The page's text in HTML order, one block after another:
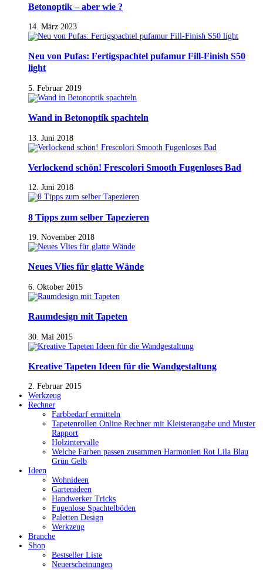
Betonoptik – aber wie ?
14. März 2023
Neu von Pufas: Fertigspachtel pufamur Fill-Finish S50
light
5. Februar 2019
Wand in Betonoptik spachteln
13. Juni 2018
Verlockend schön! Frescolori Smooth Fugenloses Bad
12. Juni 2018
8 Tipps zum selber Tapezieren
19. November 2018
Neues Vlies für glatte Wände
6. Oktober 2015
Raumdesign mit Tapeten
30. Mai 2015
Kreative Tapeten Ideen für die Wandgestaltung
2. Februar 2015
Werkzeug
Rechner
Farbbedarf ermitteln
Tapetenrollen Online Rechner mit Kleisterangabe und Muster
Rapport
Holzintervalle
Welche Farben passen zusammen Harmonien Rot Lila Blau
Grün Gelb
Ideen
Wohnideen
Gartenideen
Handwerker Tricks
Fugenlose Spachtelböden
Paletten Design
Werkzeug
Branche
Shop
Bestseller Liste
Neuerscheinungen